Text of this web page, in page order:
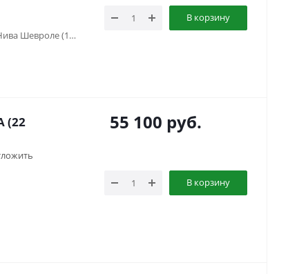
Lada Niva Travel (2021-...), Нива (1977-...), Нива Шевроле (1998-2020)
В корзину
(22
55 100 руб.
В корзину